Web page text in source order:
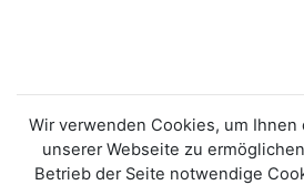
Wir verwenden Cookies, um
unserer Webseite zu
Betrieb der Seite notwendige